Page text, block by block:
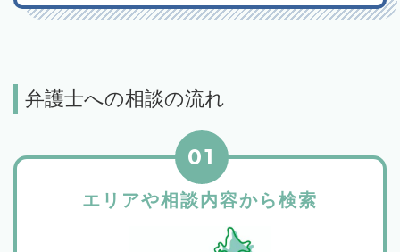
弁護士への相談の流れ
エリアや相談内容から検索
01